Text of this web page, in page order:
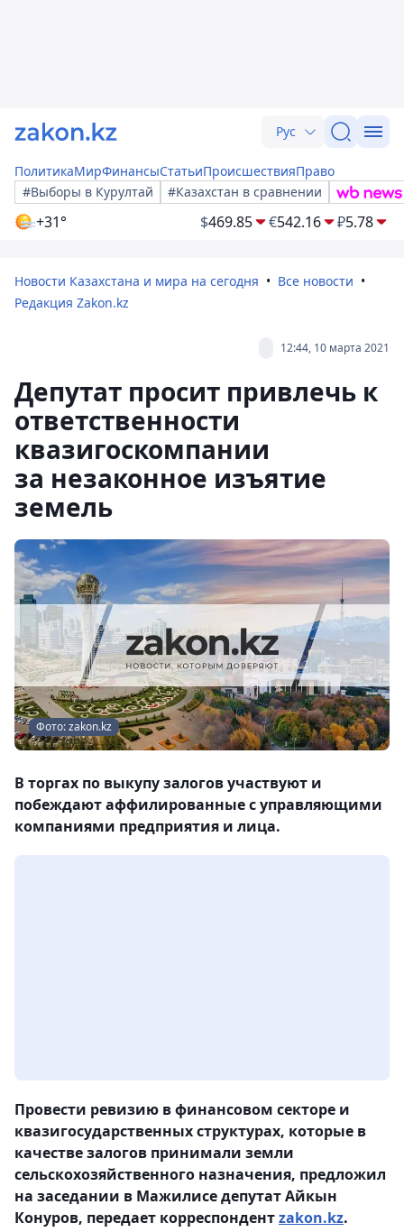
Рус
ПолитикаМирФинансыСтатьиПроисшествияПраво
#Выборы в Курултай
#Казахстан в сравнении
+31° $469.85 €542.16 ₽5.78
Новости Казахстана и мира на сегодня
Все новости
Редакция Zakon.kz
12:44, 10 марта 2021
Депутат просит привлечь к
ответственности
квазигоскомпании
за незаконное изъятие
земель
Фото: zakon.kz
В торгах по выкупу залогов участвуют и
побеждают аффилированные с управляющими
компаниями предприятия и лица.
Провести ревизию в финансовом секторе и
квазигосударственных структурах, которые в
качестве залогов принимали земли
сельскохозяйственного назначения, предложил
на заседании в Мажилисе депутат Айкын
Конуров, передает корреспондентzakon.kz.